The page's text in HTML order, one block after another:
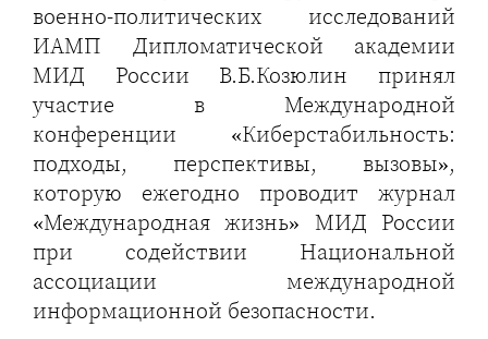
военно-политических исследований
ИАМП Дипломатической академии
МИД России В.Б.Козюлин принял
участие в Международной
конференции «Киберстабильность:
подходы, перспективы, вызовы»,
которую ежегодно проводит журнал
«Международная жизнь» МИД России
при содействии Национальной
ассоциации международной
информационной безопасности.